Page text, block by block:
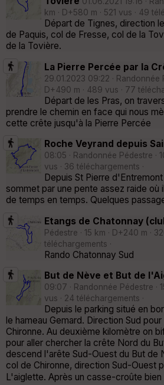
km · D+580 m · 521 vus · 49
Départ de Tignes, direction
de Paquis, col de Fresse, col de la
de la Tovière.
La Pierre Percée par la
29.01.2023 09:22 · Randonnée
D+490 m · 489 vus · 77
Départ de les Pras, on
prendre le chemin en face qui nous
cette crête jusqu'à la Pierre Percée
Roche Veyrand depuis
08:05 · Randonnée Pédestre ·
vus · 36 téléchargements ·
Depuis St Pierre
sommet par une pente assez raide où
de temps en temps. Quelques
Etangs de Chatonnay
Pédestre · 15 km · D+240 m ·
téléchargements ·
Rando Chatonnay Sud
But de Nève et But de
09:07 · Randonnée Pédestre ·
vus · 24 téléchargements ·
Depuis le parking situé en
le hameau Gemard. Direction Sud
Chironne. Au deuxième kilomètre on
pour aller chercher la crête Nord du
descend l'arête Sud-Ouest du But de
col de Chironne, direction Sud-Ouest
L'aiglette. Après un casse-croûte